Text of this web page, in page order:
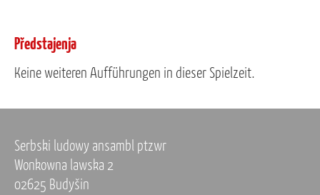
Předstajenja
Keine weiteren Aufführungen in dieser Spielzeit.
Serbski ludowy ansambl ptzwr
Wonkowna lawska 2
02625 Budyšin